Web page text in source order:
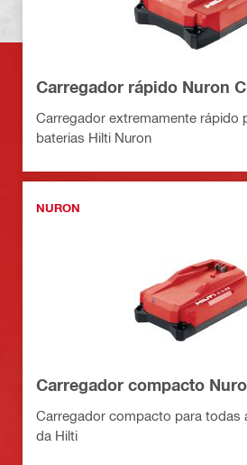
Carregador rápido Nuron
Carregador extremamente rápido
baterias Hilti Nuron
NURON
Carregador compacto
Carregador compacto para todas
da Hilti